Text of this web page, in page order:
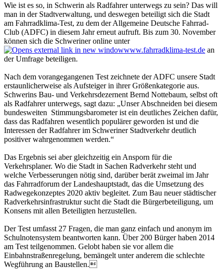
Wie ist es so, in Schwerin als Radfahrer unterwegs zu sein? Das will
man in der Stadtverwaltung, und deswegen beteiligt sich die Stadt
am Fahrradklima-Test, zu dem der Allgemeine Deutsche Fahrrad-
Club (ADFC) in diesem Jahr erneut aufruft. Bis zum 30. November
können sich die Schweriner online unter
www.fahrradklima-test.de an
der Umfrage beteiligen.
Nach dem vorangegangenen Test zeichnete der ADFC unsere Stadt
erstaunlicherweise als Aufsteiger in ihrer Größenkategorie aus.
Schwe­rins Bau- und Verkehrsdezernent Bernd Nottebaum, selbst oft
als Radfahrer unterwegs, sagt dazu: „Unser Abschneiden bei diesem
bundesweiten Stimmungsbarometer ist ein deutliches Zeichen dafür,
dass das Radfahren wesentlich populärer geworden ist und die
Interessen der Radfahrer im Schweriner Stadtverkehr deutlich
positiver wahrgenommen werden.“
Das Ergebnis sei aber gleichzeitig ein Ansporn für die
Verkehrsplaner. Wo die Stadt in Sachen Radverkehr steht und
welche Verbesserungen nötig sind, darüber berät zweimal im Jahr
das Fahrradforum der Landeshauptstadt, das die Umsetzung des
Radwegekonzeptes 2020 aktiv begleitet. Zum Bau neuer städtischer
Radverkehrsinfrastruktur sucht die Stadt die Bürgerbeteiligung, um
Konsens mit allen Beteiligten herzustellen.
Der Test umfasst 27 Fragen, die man ganz einfach und anonym im
Schulnotensystem beantworten kann. Über 200 Bürger haben 2014
am Test teilgenommen. Gelobt haben sie vor allem die
Einbahnstraßenregelung, bemängelt unter anderem die schlechte
Wegführung an Baustellen.